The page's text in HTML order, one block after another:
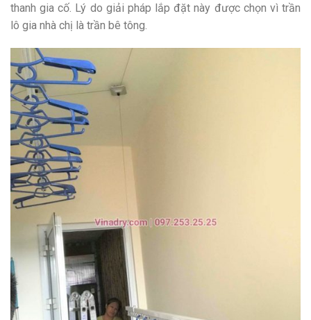
thanh gia cố. Lý do giải pháp lắp đặt này được chọn vì trần
lô gia nhà chị là trần bê tông.